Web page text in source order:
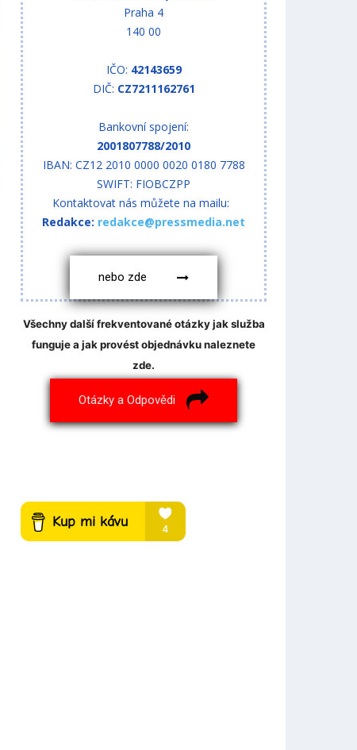
Praha 4
140 00
IČO: 42143659
DIČ: CZ7211162761
Bankovní spojení:
2001807788/2010
IBAN: CZ12 2010 0000 0020 0180 7788
SWIFT: FIOBCZPP
Kontaktovat nás můžete na mailu:
Redakce: redakce@pressmedia.net
nebo zde
Všechny další frekventované otázky jak služba
funguje a jak provést objednávku naleznete
zde.
Otázky a Odpovědi